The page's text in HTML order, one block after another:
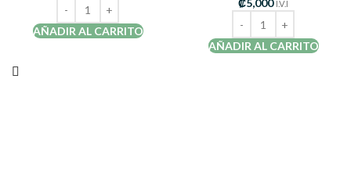
AÑADIR AL CARRITO
₡5,000 I.V.I
AÑADIR AL CARRITO